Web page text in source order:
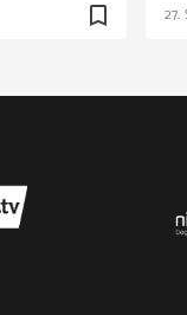
bookmark_border 27.